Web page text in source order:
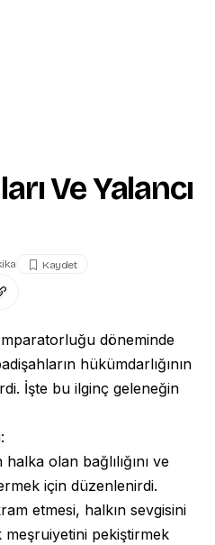
Ve Yalancı
döneminde
hükümdarlığının
İşte bu ilginç geleneğin
olan bağlılığını ve
için düzenlenirdi.
etmesi, halkın sevgisini
meşruiyetini pekiştirmek